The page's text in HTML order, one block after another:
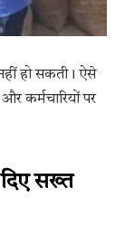
नहीं हो सकती। ऐसे
कर्मचारियों पर
सख्त